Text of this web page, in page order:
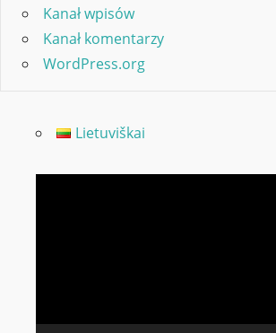
Kanał wpisów
Kanał komentarzy
WordPress.org
Lietuviškai